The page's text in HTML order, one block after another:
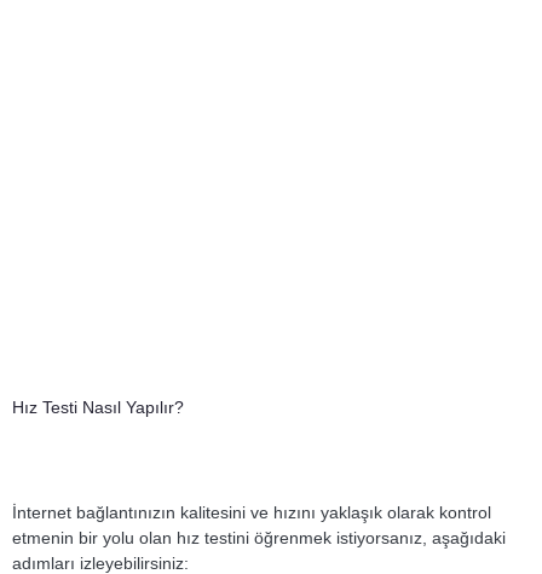
Hız Testi Nasıl Yapılır?
İnternet bağlantınızın kalitesini ve hızını yaklaşık olarak kontrol
etmenin bir yolu olan hız testini öğrenmek istiyorsanız, aşağıdaki
adımları izleyebilirsiniz: